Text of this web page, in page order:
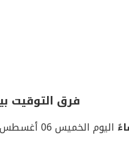
فرق التوقيت
اليوم الخميس 06 أغسطس 2026 تكون الساعة في موسكو